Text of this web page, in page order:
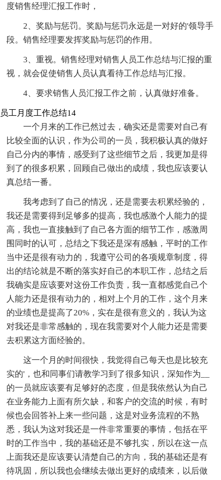
度销售经理汇报工作时，
2、奖励与惩罚。奖励与惩罚永远是一对好的'领导手
段。销售经理要发挥奖励与惩罚的作用。
3、重视。销售经理对销售人员工作总结与汇报的重
视，就会促使销售人员认真看待工作总结与汇报。
4、要求销售人员汇报工作之前，认真做好准备。
员工月度工作总结14
一个月来的工作已然过去，确实还是需要对自己有
比较全面的认识，作为公司的一员，我积极认真的做好
自己分内的事情，感受到了这些细节之后，我更加是得
到了的很多积累，回顾自己做出的成绩，我也应该要认
真总结一番。
我考虑到了自己的情况，还是需要去积累经验的，
我还是需要得到足够多的提高，我也感激个人能力的提
高，我也一直接触到了自己各方面的细节工作，感激周
围同时的认可，总结之下我还是深有感触，平时的工作
当中还是很有动力的，我遵守公司的各项规章制度，得
出的结论就是不断的落实好自己的本职工作，总结之后
我确实是应该要对这份工作负责，我一直都感觉自己个
人能力还是很有动力的，相对上个月的工作，这个月来
的业绩也是提高了20%，实在是很有意义的，我认为这
对我还是非常感触的，现在我需要对个人能力还是需要
去积累这方面经验的。
这一个月的时间很快，我觉得自己每天也是比较充
实的'，也和同事们请教学习到了很多知识，深知作为__
的一员就应该要有足够好的态度，但是我依然认为自己
在业务能力上面有所欠缺，和客户的交流的时候，有时
候也会回答补上来一些问题，这是对业务流程的不熟
悉，我认为这对我还是一件非常重要的事情，包括在平
时的工作当中，我的基础还是不够扎实，所以在这一点
上面我还是应该要认清楚自己的方向，我的基础还是有
待巩固，所以我也会继续去做出更好的成绩来，以后做